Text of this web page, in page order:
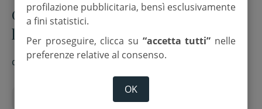
Cesena, 38 anni di Ute: al Monte
l’esordio
di Paolo Turroni
Beuron
profilazione pubblicitaria, bensì esclusivamente
a fini statistici.
Per proseguire, clicca su “accetta tutti” nelle
preferenze relative al consenso.
OK